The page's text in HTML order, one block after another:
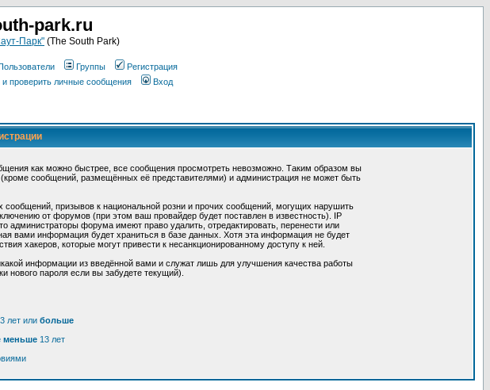
park.ru
Парк" (The South Park)
Группы
Регистрация
и проверить личные сообщения Вход
как можно быстрее, все сообщения просмотреть невозможно. Таким образом вы
сообщений, размещённых её представителями) и администрация не может быть
призывов к национальной розни и прочих сообщений, могущих нарушить
от форумов (при этом ваш провайдер будет поставлен в известность). IP
администраторы форума имеют право удалить, отредактировать, перенести или
вами информация будет храниться в базе данных. Хотя эта информация не будет
хакеров, которые могут привести к несанкционированному доступу к ней.
информации из введённой вами и служат лишь для улучшения качества работы
пароля если вы забудете текущий).
лет или больше
меньше 13 лет